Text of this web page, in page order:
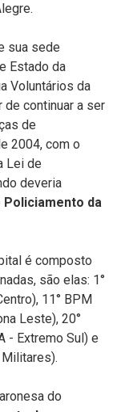
sua sede
Estado da
Voluntários da
de continuar a ser
de
2004, com o
Lei de
deveria
Policiamento da
é composto
são elas: 1°
11° BPM
Leste), 20°
- Extremo Sul) e
do